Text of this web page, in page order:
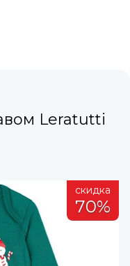
Leratutti
скидка
70%